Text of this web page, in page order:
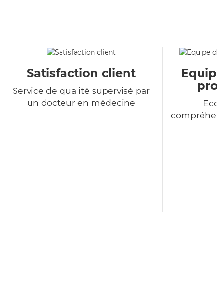
Satisfaction client
Service de qualité supervisé par
un docteur en médecine